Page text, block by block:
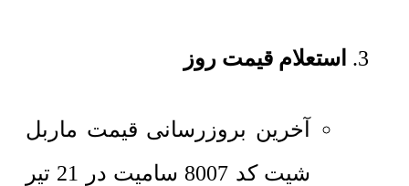
استعلام قیمت روز
آخرین بروزرسانی قیمت ماربل
شیت کد 8007 سامیت در 21 تیر